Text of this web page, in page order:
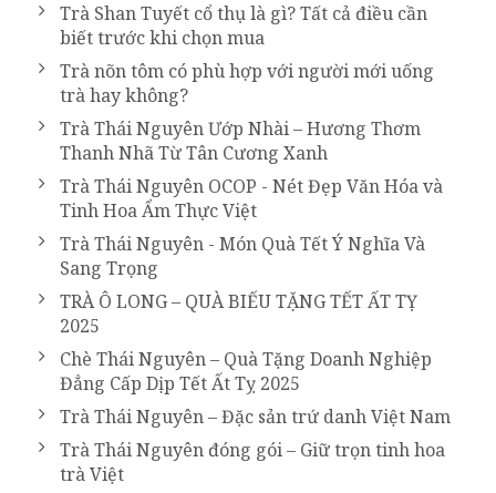
Trà Shan Tuyết cổ thụ là gì? Tất cả điều cần
biết trước khi chọn mua
Trà nõn tôm có phù hợp với người mới uống
trà hay không?
Trà Thái Nguyên Ướp Nhài – Hương Thơm
Thanh Nhã Từ Tân Cương Xanh
Trà Thái Nguyên OCOP - Nét Đẹp Văn Hóa và
Tinh Hoa Ẩm Thực Việt
Trà Thái Nguyên - Món Quà Tết Ý Nghĩa Và
Sang Trọng
TRÀ Ô LONG – QUÀ BIẾU TẶNG TẾT ẤT TỴ
2025
Chè Thái Nguyên – Quà Tặng Doanh Nghiệp
Đẳng Cấp Dịp Tết Ất Tỵ 2025
Trà Thái Nguyên – Đặc sản trứ danh Việt Nam
Trà Thái Nguyên đóng gói – Giữ trọn tinh hoa
trà Việt